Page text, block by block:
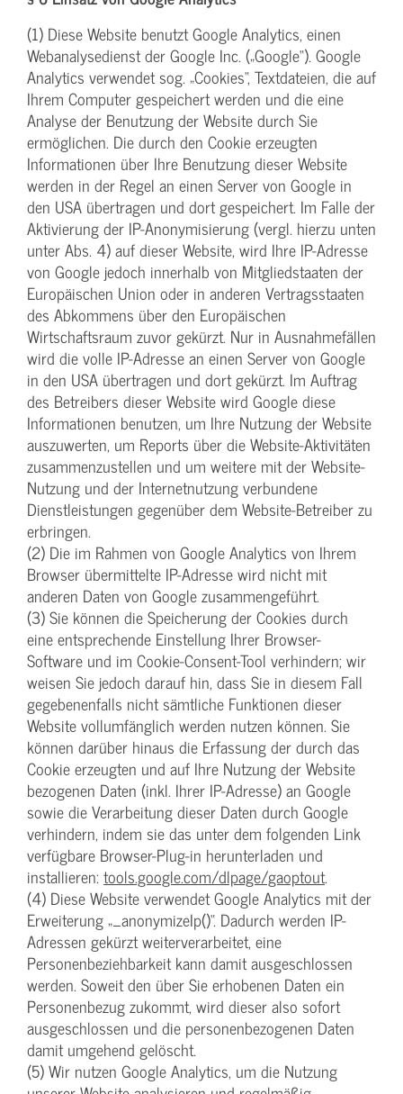
(1) Diese Website benutzt Google Analytics, einen
Webanalysedienst der Google Inc. („Google“). Google
Analytics verwendet sog. „Cookies“, Textdateien, die auf
Ihrem Computer gespeichert werden und die eine
Analyse der Benutzung der Website durch Sie
ermöglichen. Die durch den Cookie erzeugten
Informationen über Ihre Benutzung dieser Website
werden in der Regel an einen Server von Google in
den USA übertragen und dort gespeichert. Im Falle der
Aktivierung der IP-Anonymisierung (vergl. hierzu unten
unter Abs. 4) auf dieser Website, wird Ihre IP-Adresse
von Google jedoch innerhalb von Mitgliedstaaten der
Europäischen Union oder in anderen Vertragsstaaten
des Abkommens über den Europäischen
Wirtschaftsraum zuvor gekürzt. Nur in Ausnahmefällen
wird die volle IP-Adresse an einen Server von Google
in den USA übertragen und dort gekürzt. Im Auftrag
des Betreibers dieser Website wird Google diese
Informationen benutzen, um Ihre Nutzung der Website
auszuwerten, um Reports über die Website-Aktivitäten
zusammenzustellen und um weitere mit der Website-
Nutzung und der Internetnutzung verbundene
Dienstleistungen gegenüber dem Website-Betreiber zu
erbringen.
(2) Die im Rahmen von Google Analytics von Ihrem
Browser übermittelte IP-Adresse wird nicht mit
anderen Daten von Google zusammengeführt.
(3) Sie können die Speicherung der Cookies durch
eine entsprechende Einstellung Ihrer Browser-
Software und im Cookie-Consent-Tool verhindern; wir
weisen Sie jedoch darauf hin, dass Sie in diesem Fall
gegebenenfalls nicht sämtliche Funktionen dieser
Website vollumfänglich werden nutzen können. Sie
können darüber hinaus die Erfassung der durch das
Cookie erzeugten und auf Ihre Nutzung der Website
bezogenen Daten (inkl. Ihrer IP-Adresse) an Google
sowie die Verarbeitung dieser Daten durch Google
verhindern, indem sie das unter dem folgenden Link
verfügbare Browser-Plug-in herunterladen und
installieren: tools.google.com/dlpage/gaoptout.
(4) Diese Website verwendet Google Analytics mit der
Erweiterung „_anonymizeIp()“. Dadurch werden IP-
Adressen gekürzt weiterverarbeitet, eine
Personenbeziehbarkeit kann damit ausgeschlossen
werden. Soweit den über Sie erhobenen Daten ein
Personenbezug zukommt, wird dieser also sofort
ausgeschlossen und die personenbezogenen Daten
damit umgehend gelöscht.
(5) Wir nutzen Google Analytics, um die Nutzung